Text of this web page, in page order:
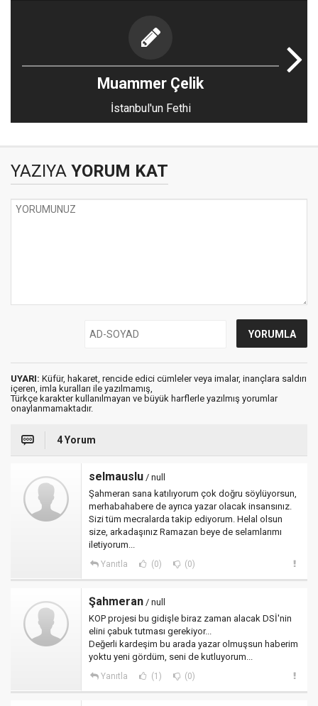
Muammer Çelik
İstanbul'un Fethi
YAZIYA YORUM KAT
UYARI: Küfür, hakaret, rencide edici cümleler veya imalar, inançlara saldırı
içeren, imla kuralları ile yazılmamış,
Türkçe karakter kullanılmayan ve büyük harflerle yazılmış yorumlar
onaylanmamaktadır.
4 Yorum
selmauslu / null
Şahmeran sana katılıyorum çok doğru söylüyorsun,
merhabahabere de ayrıca yazar olacak insansınız.
Sizi tüm mecralarda takip ediyorum. Helal olsun
size, arkadaşınız Ramazan beye de selamlarımı
iletiyorum...
Yanıtla (0) (0)
Şahmeran / null
KOP projesi bu gidişle biraz zaman alacak DSİ'nin
elini çabuk tutması gerekiyor...
Değerli kardeşim bu arada yazar olmuşsun haberim
yoktu yeni gördüm, seni de kutluyorum...
Yanıtla (1) (0)